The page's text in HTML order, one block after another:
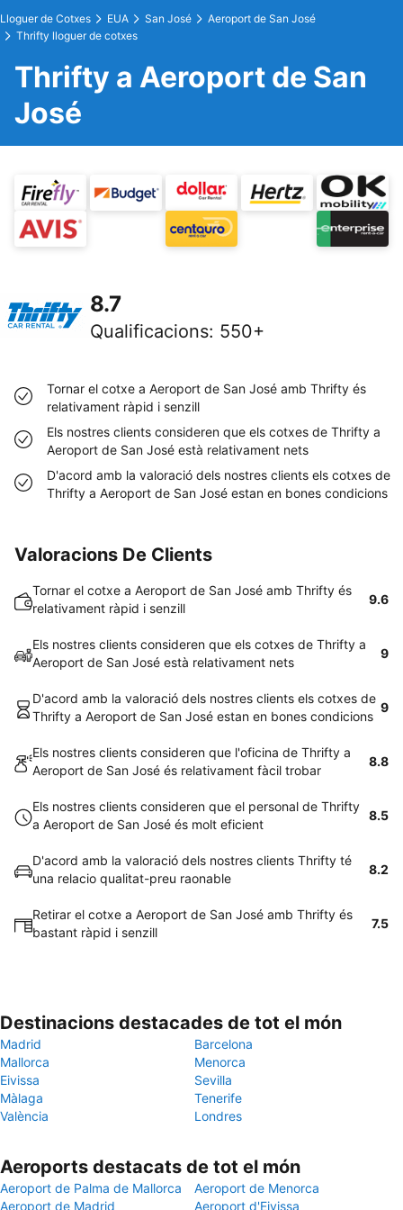
Lloguer de Cotxes EUA San José
Aeroport de San José
Thrifty lloguer de cotxes
Thrifty a Aeroport de San
José
8.7
Qualificacions: 550+
Tornar el cotxe a Aeroport de San José amb Thrifty és
relativament ràpid i senzill
Els nostres clients consideren que els cotxes de Thrifty a
Aeroport de San José està relativament nets
D'acord amb la valoració dels nostres clients els cotxes de
Thrifty a Aeroport de San José estan en bones condicions
Valoracions De Clients
Tornar el cotxe a Aeroport de San José amb Thrifty és
relativament ràpid i senzill
9.6
Els nostres clients consideren que els cotxes de Thrifty a
Aeroport de San José està relativament nets
9
D'acord amb la valoració dels nostres clients els cotxes de
Thrifty a Aeroport de San José estan en bones condicions
9
Els nostres clients consideren que l'oficina de Thrifty a
Aeroport de San José és relativament fàcil trobar
8.8
Els nostres clients consideren que el personal de Thrifty
a Aeroport de San José és molt eficient
8.5
D'acord amb la valoració dels nostres clients Thrifty té
una relacio qualitat-preu raonable
8.2
Retirar el cotxe a Aeroport de San José amb Thrifty és
bastant ràpid i senzill
7.5
Destinacions destacades de tot el món
Madrid
Barcelona
Mallorca
Menorca
Eivissa
Sevilla
Màlaga
Tenerife
València
Londres
Aeroports destacats de tot el món
Aeroport de Palma de Mallorca
Aeroport de Menorca
Aeroport de Madrid
Aeroport d'Eivissa